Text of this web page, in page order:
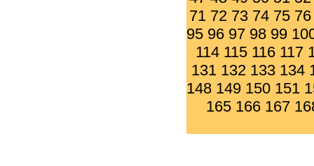
71 72 73 74 75 76
95 96 97 98 99
114 115 116 117
131 132 133 134
148 149 150 151
165 166 167